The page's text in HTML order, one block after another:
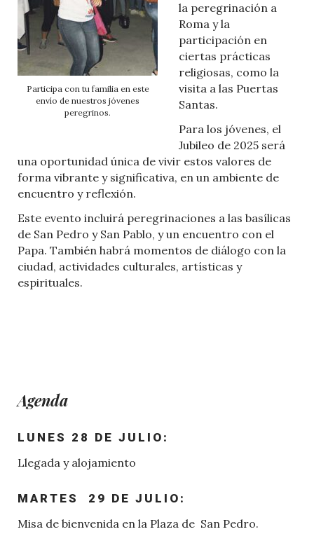
Participa con tu familia en este
envío de nuestros jóvenes
peregrinos.
la peregrinación a
Roma y la
participación en
ciertas prácticas
religiosas, como la
visita a las Puertas
Santas.
Para los jóvenes, el
Jubileo de 2025 será
una oportunidad única de vivir estos valores de
forma vibrante y significativa, en un ambiente de
encuentro y reflexión.
Este evento incluirá peregrinaciones a las basílicas
de San Pedro y San Pablo, y un encuentro con el
Papa. También habrá momentos de diálogo con la
ciudad, actividades culturales, artísticas y
espirituales.
Agenda
LUNES 28 DE JULIO:
Llegada y alojamiento
MARTES 29 DE JULIO:
Misa de bienvenida en la Plaza de San Pedro.